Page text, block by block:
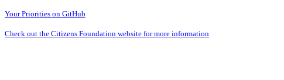
Your Priorities on GitHub
Check out the Citizens Foundation website for more information